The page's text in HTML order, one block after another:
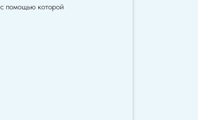
помощью которой